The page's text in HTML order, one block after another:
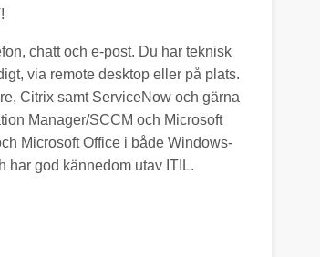
chatt och e-post. Du har teknisk
via remote desktop eller på plats.
Citrix samt ServiceNow och gärna
Manager/SCCM och Microsoft
Microsoft Office i både Windows-
har god kännedom utav ITIL.